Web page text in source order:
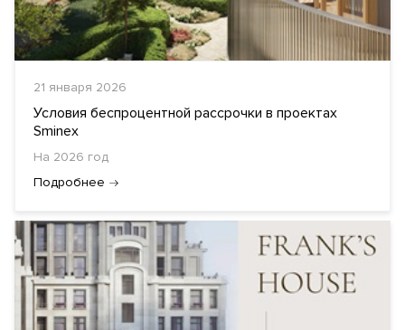
21 января 2026
Условия беспроцентной рассрочки в проектах
Sminex
На 2026 год
Подробнее